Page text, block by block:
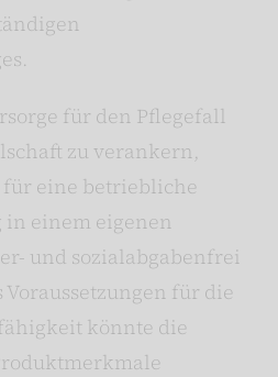
für den Pflegefall
zu verankern,
eine betriebliche
einem eigenen
und sozialabgabenfrei
für die
könnte die